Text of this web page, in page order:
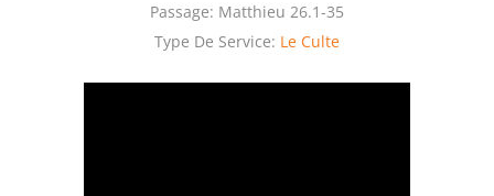
Passage: Matthieu 26.1-35
Type De Service: Le Culte